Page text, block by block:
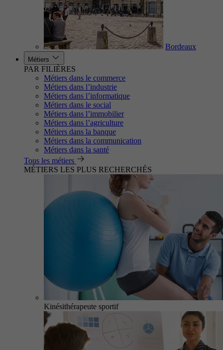
Bordeaux
Métiers
PAR FILIÈRES
Métiers dans le commerce
Métiers dans l’industrie
Métiers dans l’informatique
Métiers dans le social
Métiers dans l’immobilier
Métiers dans l’agriculture
Métiers dans la banque
Métiers dans la communication
Métiers dans la santé
Tous les métiers
MÉTIERS LES PLUS RECHERCHÉS
Kinésithérapeute sportif